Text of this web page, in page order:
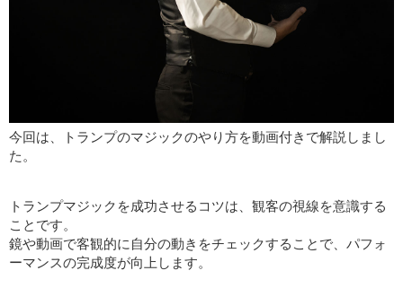
今回は、トランプのマジックのやり方を動画付きで解説しまし
た。
トランプマジックを成功させるコツは、観客の視線を意識する
ことです。
鏡や動画で客観的に自分の動きをチェックすることで、パフォ
ーマンスの完成度が向上します。